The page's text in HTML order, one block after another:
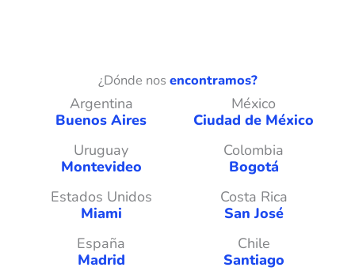
¿Dónde nos encontramos?
Argentina
Buenos Aires
México
Ciudad de México
Uruguay
Montevideo
Colombia
Bogotá
Estados Unidos
Miami
Costa Rica
San José
España
Madrid
Chile
Santiago